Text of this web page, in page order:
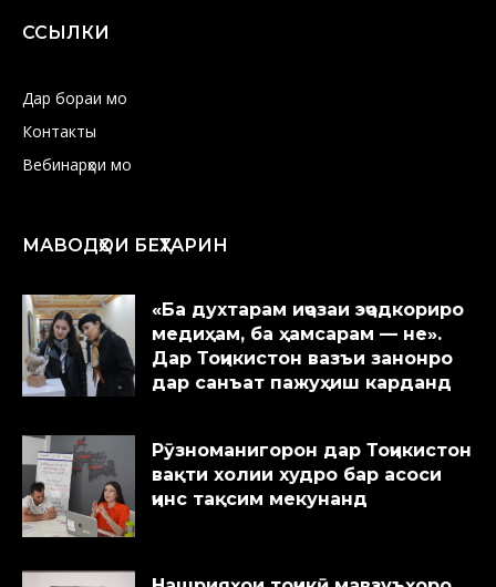
ССЫЛКИ
Дар бораи мо
Контакты
Вебинарҳои мо
МАВОДҲОИ БЕҲТАРИН
«Ба духтарам иҷозаи эҷодкориро
медиҳам, ба ҳамсарам — не».
Дар Тоҷикистон вазъи занонро
дар санъат пажуҳиш карданд
Рӯзноманигорон дар Тоҷикистон
вақти холии худро бар асоси
ҷинс тақсим мекунанд